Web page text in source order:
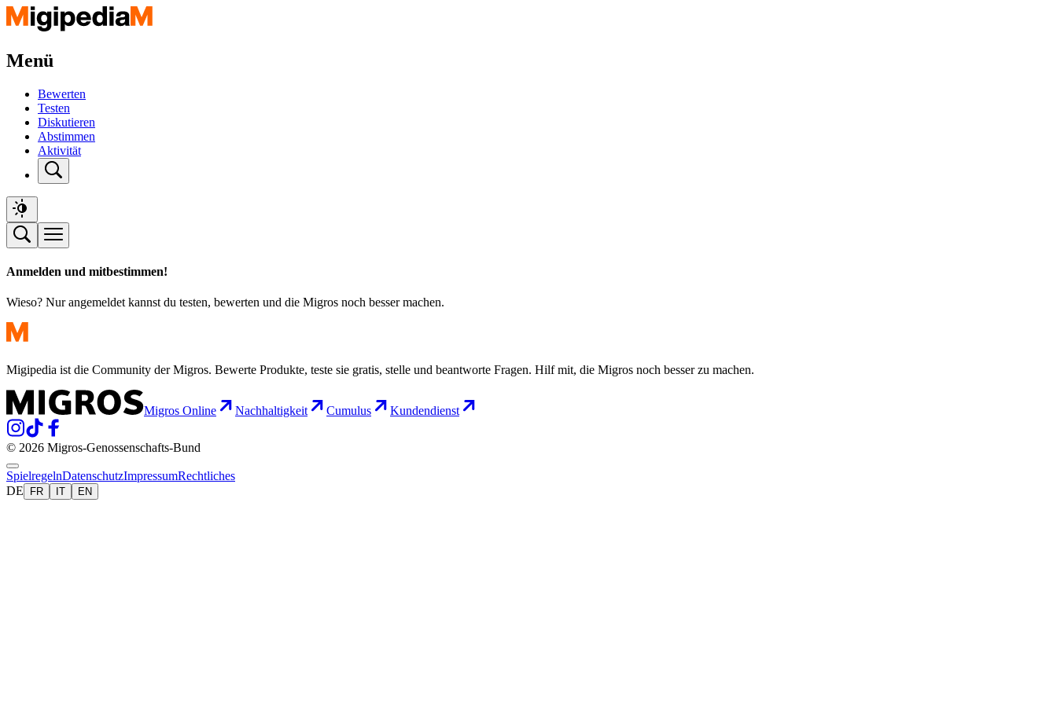
Menü
Bewerten
Testen
Diskutieren
Abstimmen
Aktivität
Anmelden und mitbestimmen!
Wieso? Nur angemeldet kannst du testen, bewerten und die Migros noch besser machen.
Migipedia ist die Community der Migros. Bewerte Produkte, teste sie gratis, stelle und beantworte Fragen. Hilf mit, die Migros noch besser zu machen.
Migros Online Nachhaltigkeit Cumulus Kundendienst
© 2026 Migros-Genossenschafts-Bund
SpielregelnDatenschutzImpressumRechtliches
DE
FR IT EN